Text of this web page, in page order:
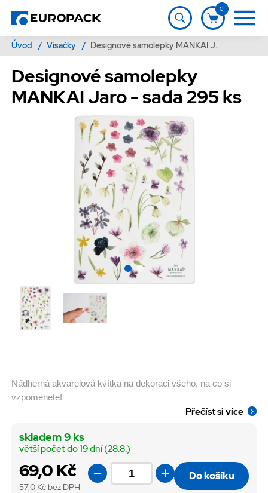
0
Úvod / Visačky / Designové samolepky MANKAI Jaro - sada 295 ks
Designové samolepky
MANKAI Jaro - sada 295 ks
Nádherná akvarelová kvítka na dekoraci všeho, na co si
vzpomenete!
Přečíst si více
69,0 Kč
57,0 Kč bez DPH
skladem 9 ks
větší počet do 19 dní (28.8.)
Do košíku